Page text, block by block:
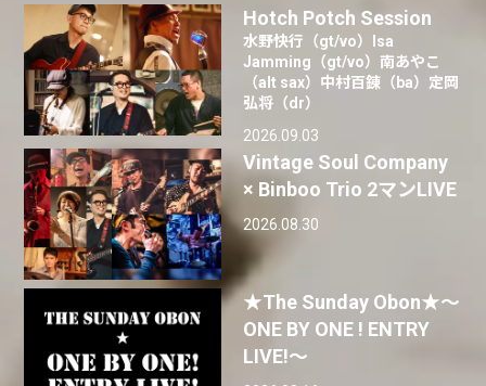
Hotch Potch Session
水野快行（gt/vo）Isa
Jamming（gt/vo）南あやこ
（alt sax）中村百錬（ba）定岡
弘将（dr）
2026.09.03
Vintage Soul Company
× Binboo Trio 2マンLIVE
2026.08.30
★The Sunday Obon★〜
ONE BY ONE ! ENTRY
LIVE!〜